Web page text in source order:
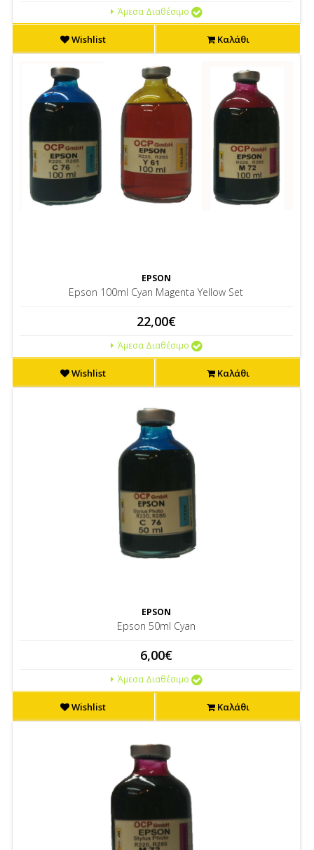
Άμεσα Διαθέσιμο
Wishlist Καλάθι
EPSON
Epson 100ml Cyan Magenta Yellow Set
22,00€
Άμεσα Διαθέσιμο
Wishlist Καλάθι
EPSON
Epson 50ml Cyan
6,00€
Άμεσα Διαθέσιμο
Wishlist Καλάθι